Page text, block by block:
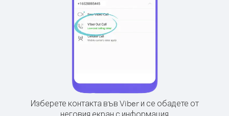
Изберете контакта във Viber и се обадете от
неговия екран с информация